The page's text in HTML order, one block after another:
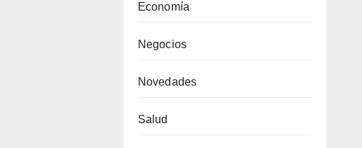
Economía
Negocios
Novedades
Salud